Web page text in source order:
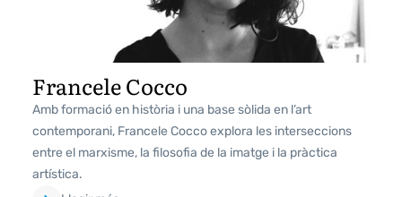
Francele Cocco
Amb formació en història i una base sòlida en l’art
contemporani, Francele Cocco explora les interseccions
entre el marxisme, la filosofia de la imatge i la pràctica
artística.